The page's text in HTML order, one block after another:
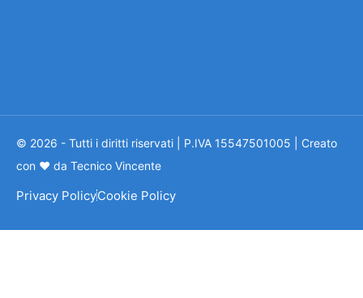
© 2026 - Tutti i diritti riservati | P.IVA 15547501005 | Creato
con ❤ da Tecnico Vincente
Privacy PolicyCookie Policy